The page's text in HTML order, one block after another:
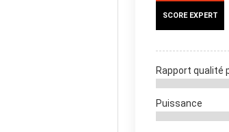
SCORE EXPERT
Rapport qualité
Puissance